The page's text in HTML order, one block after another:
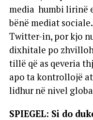
media humbi lirinë
bënë mediat
Twitter-in, por kjo
dixhitale po
tillë që as qeveria
apo ta kontrollojë
lidhur në nivel
SPIEGEL: Si do